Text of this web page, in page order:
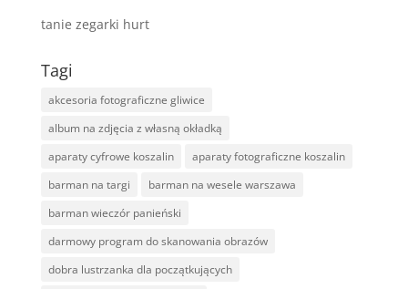
tanie zegarki hurt
Tagi
akcesoria fotograficzne gliwice
album na zdjęcia z własną okładką
aparaty cyfrowe koszalin
aparaty fotograficzne koszalin
barman na targi
barman na wesele warszawa
barman wieczór panieński
darmowy program do skanowania obrazów
dobra lustrzanka dla początkujących